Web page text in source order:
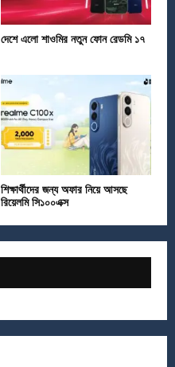
দেশে এলো শাওমির নতুন ফোন রেডমি ১৭
শিক্ষার্থীদের জন্য অফার নিয়ে আসছে
রিয়েলমি সি১০০এক্স